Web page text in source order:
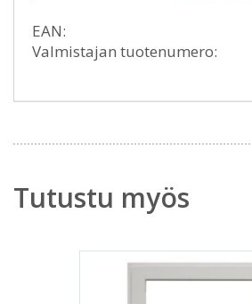
EAN:
Valmistajan tuotenumero:
Tutustu myös